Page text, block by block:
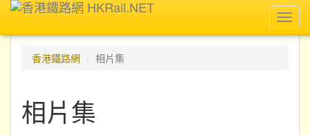
香港鐵路網
相片集
相片集